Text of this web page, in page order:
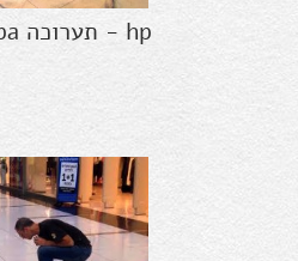
hp - תערוכה Drupa, דיסלדוף - גרמניה